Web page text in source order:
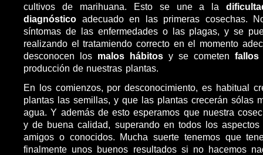
cultivos de marihuana. Esto se une a la
diagnóstico adecuado en las primeras cosechas.
síntomas de las enfermedades o las plagas, y se
realizando el tratamiendo correcto en el momento
desconocen los malos hábitos y se cometen
producción de nuestras plantas.
En los comienzos, por desconocimiento, es habitual
plantas las semillas, y que las plantas crecerán sólas
agua. Y además de esto esperamos que nuestra
y de buena calidad, superando en todos los
amigos o conocidos. Mucha suerte tenemos que
finalmente unos buenos resultados si no hacemos